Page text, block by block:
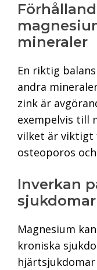
mineraler
En riktig
andra
zink är
exempelvis till
vilket är viktigt
osteoporos
Inverkan
sjukdomar
Magnesium
kroniska
hjärtsjukdomar